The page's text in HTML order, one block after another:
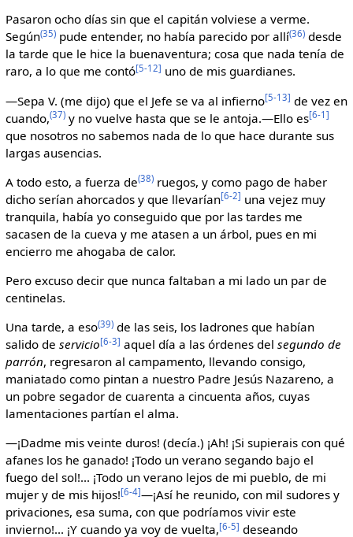
Pasaron ocho días sin que el capitán volviese a verme.
Según(35)pude entender, no había parecido por allí(36)desde
la tarde que le hice la buenaventura; cosa que nada tenía de
raro, a lo que me contó[5-12] uno de mis guardianes.
—Sepa V. (me dijo) que el Jefe se va al infierno[5-13] de vez en
cuando,(37)y no vuelve hasta que se le antoja.—Ello es[6-1]
que nosotros no sabemos nada de lo que hace durante sus
largas ausencias.
A todo esto, a fuerza de(38)ruegos, y como pago de haber
dicho serían ahorcados y que llevarían[6-2] una vejez muy
tranquila, había yo conseguido que por las tardes me
sacasen de la cueva y me atasen a un árbol, pues en mi
encierro me ahogaba de calor.
Pero excuso decir que nunca faltaban a mi lado un par de
centinelas.
Una tarde, a eso(39)de las seis, los ladrones que habían
salido de servicio[6-3] aquel día a las órdenes del segundo de
parrón, regresaron al campamento, llevando consigo,
maniatado como pintan a nuestro Padre Jesús Nazareno, a
un pobre segador de cuarenta a cincuenta años, cuyas
lamentaciones partían el alma.
—¡Dadme mis veinte duros! (decía.) ¡Ah! ¡Si supierais con qué
afanes los he ganado! ¡Todo un verano segando bajo el
fuego del sol!... ¡Todo un verano lejos de mi pueblo, de mi
mujer y de mis hijos![6-4]—¡Así he reunido, con mil sudores y
privaciones, esa suma, con que podríamos vivir este
invierno!... ¡Y cuando ya voy de vuelta,[6-5] deseando